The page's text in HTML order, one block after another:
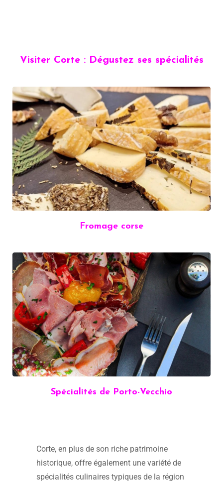
Visiter Corte : Dégustez ses spécialités
Fromage corse
Spécialités de Porto-Vecchio
Corte, en plus de son riche patrimoine
historique, offre également une variété de
spécialités culinaires typiques de la région